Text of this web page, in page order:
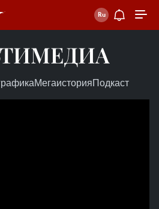
МегаисторияПодкаст